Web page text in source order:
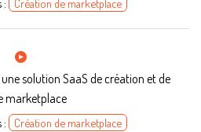
solution SaaS de création et de
marketplace
: Création de marketplace